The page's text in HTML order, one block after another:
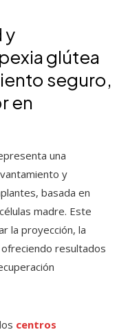
y
glútea
seguro,
en
una
y
basada en
madre. Este
la proyección, la
resultados
centros